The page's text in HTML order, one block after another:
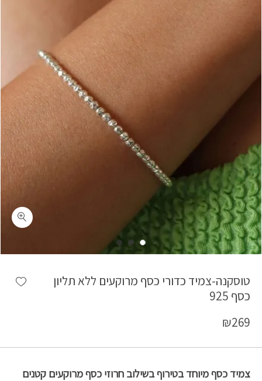
טוסקנה-צמיד כדורי כסף מרוקעים ללא תליון
כסף 925
₪269
צמיד כסף מיוחד בטירוף בשילוב חרוזי כסף מרוקעים קטנים